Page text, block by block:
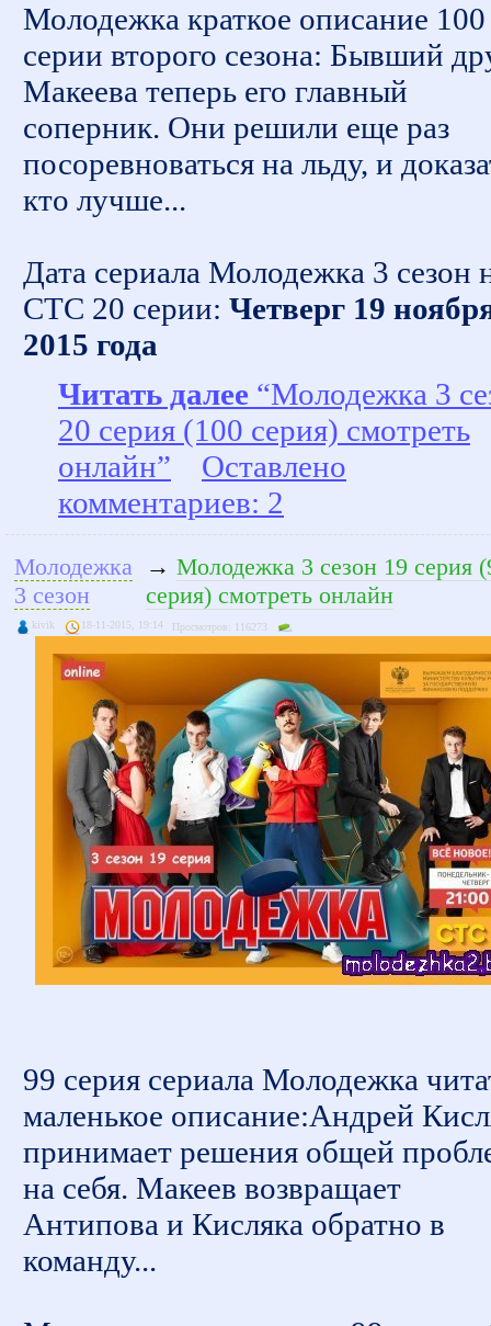
Молодежка краткое описание 100
серии второго сезона: Бывший
Макеева теперь его главный
соперник. Они решили еще раз
посоревноваться на льду, и
кто лучше...
Дата сериала Молодежка 3 сезон
СТС 20 серии: Четверг 19
2015 года
Читать далее “Молодежка 3
20 серия (100 серия) смотреть
онлайн”
Оставлено
комментариев: 2
Молодежка
3 сезон
→ Молодежка 3 сезон 19 серия
серия) смотреть онлайн
kivik 18-11-2015, 19:14 Просмотров: 116273
99 серия сериала Молодежка
маленькое описание:Андрей
принимает решения общей
на себя. Макеев возвращает
Антипова и Кисляка обратно в
команду...